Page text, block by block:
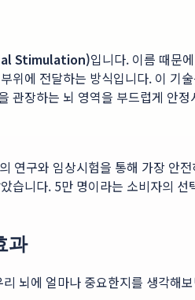
Stimulation)입니다. 이름 때문
에 전달하는 방식입니다. 이 기
관장하는 뇌 영역을 부드럽게 안
연구와 임상시험을 통해 가장 안
습니다. 5만 명이라는 소비자의 선
과
뇌에 얼마나 중요한지를 생각해